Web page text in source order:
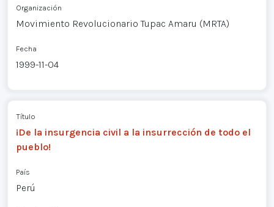
Organización
Movimiento Revolucionario Tupac Amaru (MRTA)
Fecha
1999-11-04
Título
¡De la insurgencia civil a la insurrección de todo el
pueblo!
País
Perú